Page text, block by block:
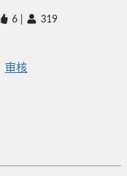
6 319
审核